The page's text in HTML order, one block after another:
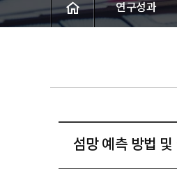
연구성과
섬망 예측 방법